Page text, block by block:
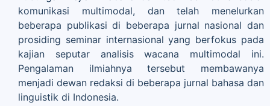
komunikasi multimodal, dan telah menelurkan
beberapa publikasi di beberapa jurnal nasional dan
prosiding seminar internasional yang berfokus pada
kajian seputar analisis wacana multimodal ini.
Pengalaman ilmiahnya tersebut membawanya
menjadi dewan redaksi di beberapa jurnal bahasa dan
linguistik di Indonesia.